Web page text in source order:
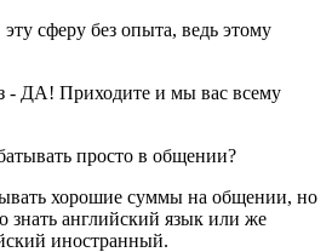
сферу без опыта, ведь этому
- ДА! Приходите и мы вас всему
просто в общении?
хорошие суммы на общении, но
знать английский язык или же
иностранный.